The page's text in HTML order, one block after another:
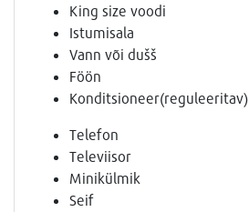
King size voodi
Istumisala
Vann või dušš
Föön
Konditsioneer(reguleeritav)
Telefon
Televiisor
Minikülmik
Seif